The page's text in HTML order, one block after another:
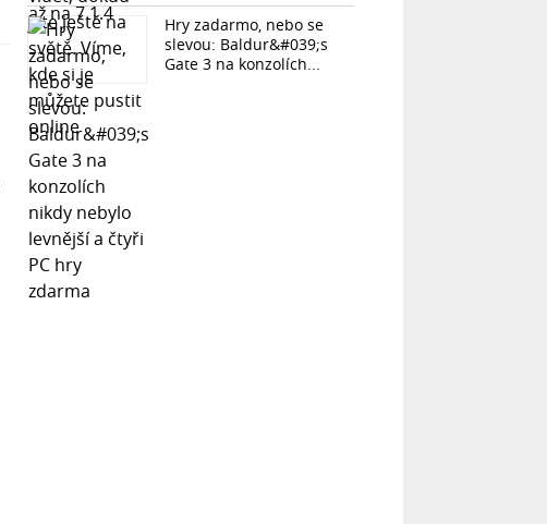
Hry zadarmo, nebo se
slevou: Baldur&#039;s
Gate 3 na konzolích...